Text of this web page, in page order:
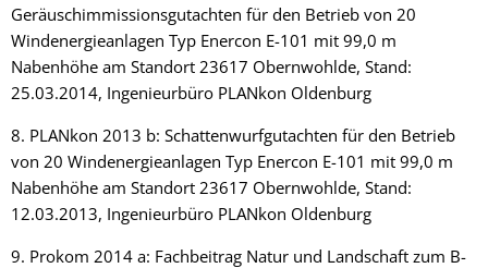
Geräuschimmissionsgutachten für den Betrieb von 20
Windenergieanlagen Typ Enercon E-101 mit 99,0 m
Nabenhöhe am Standort 23617 Obernwohlde, Stand:
25.03.2014, Ingenieurbüro PLANkon Oldenburg
8. PLANkon 2013 b: Schattenwurfgutachten für den Betrieb
von 20 Windenergieanlagen Typ Enercon E-101 mit 99,0 m
Nabenhöhe am Standort 23617 Obernwohlde, Stand:
12.03.2013, Ingenieurbüro PLANkon Oldenburg
9. Prokom 2014 a: Fachbeitrag Natur und Landschaft zum B-